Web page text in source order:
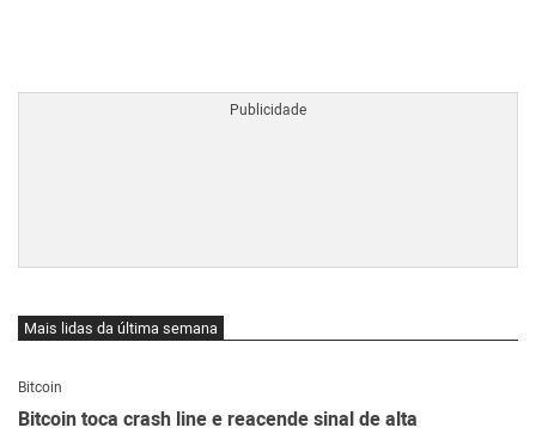
Mais lidas da última semana
Bitcoin
Bitcoin toca crash line e reacende sinal de alta